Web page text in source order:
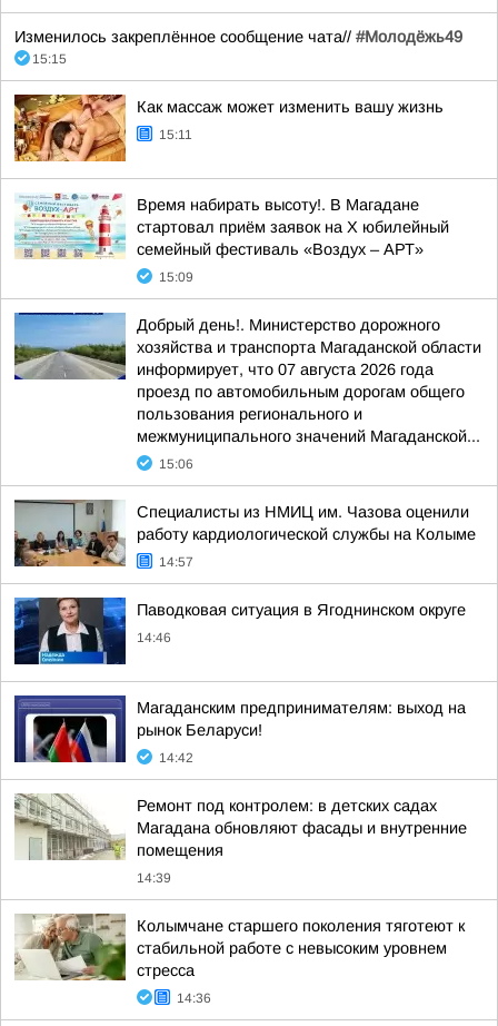
Изменилось закреплённое сообщение чата// #Молодёжь49
15:15
Как массаж может изменить вашу жизнь
15:11
Время набирать высоту!. В Магадане
стартовал приём заявок на X юбилейный
семейный фестиваль «Воздух – АРТ»
15:09
Добрый день!. Министерство дорожного
хозяйства и транспорта Магаданской области
информирует, что 07 августа 2026 года
проезд по автомобильным дорогам общего
пользования регионального и
межмуниципального значений Магаданской...
15:06
Специалисты из НМИЦ им. Чазова оценили
работу кардиологической службы на Колыме
14:57
Паводковая ситуация в Ягоднинском округе
14:46
Магаданским предпринимателям: выход на
рынок Беларуси!
14:42
Ремонт под контролем: в детских садах
Магадана обновляют фасады и внутренние
помещения
14:39
Колымчане старшего поколения тяготеют к
стабильной работе с невысоким уровнем
стресса
14:36